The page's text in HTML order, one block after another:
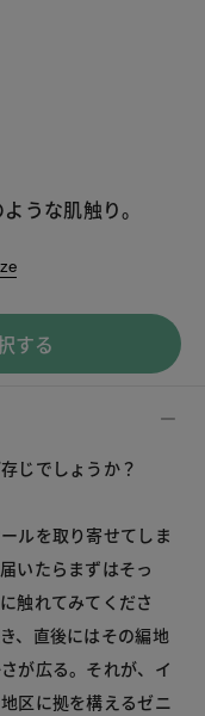
うな肌触り。
する
じでしょうか？
ルを取り寄せてしま
いたらまずはそっ
触れてみてくださ
、直後にはその編地
が広る。それが、イ
区に拠を構えるゼニ